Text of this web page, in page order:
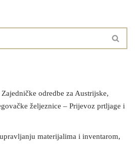
odredbe za Austrijske,
željeznice – Prijevoz prtljage i
materijalima i inventarom,